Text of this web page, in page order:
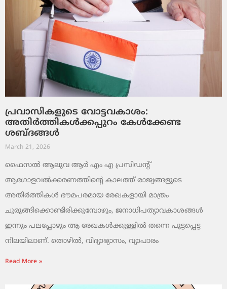
പ്രവാസികളുടെ വോട്ടവകാശം:
അതിർത്തികൾക്കപ്പുറം കേൾക്കേണ്ട
ശബ്ദങ്ങൾ
March 21, 2026
ഫൈസൽ ആലുവ ആർ എം എ പ്രസിഡന്റ്
ആഗോളവൽക്കരണത്തിന്റെ കാലത്ത് രാജ്യങ്ങളുടെ
അതിർത്തികൾ ഭൗമപരമായ രേഖകളായി മാത്രം
ചുരുങ്ങിക്കൊണ്ടിരിക്കുമ്പോഴും, ജനാധിപത്യാവകാശങ്ങൾ
ഇന്നും പലപ്പോഴും ആ രേഖകൾക്കുള്ളിൽ തന്നെ പൂട്ടപ്പെട്ട
നിലയിലാണ്. തൊഴിൽ, വിദ്യാഭ്യാസം, വ്യാപാരം
Read More »